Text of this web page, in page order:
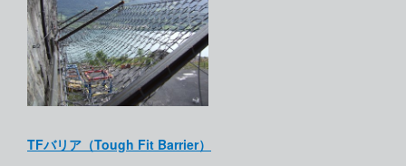
TFバリア（Tough Fit Barrier）